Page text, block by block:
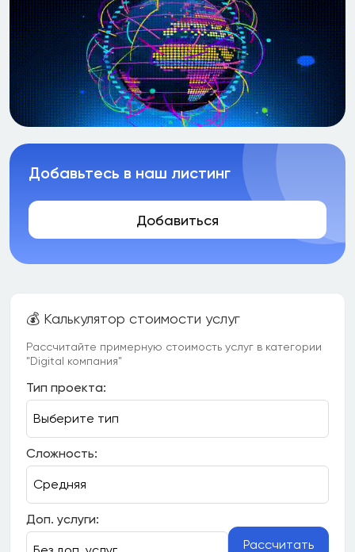
Добавьтесь в наш листинг
Добавиться
💰 Калькулятор стоимости услуг
Рассчитайте примерную стоимость услуг в категории
"Digital компания"
Тип проекта:
Сложность:
Доп. услуги:
Рассчитать